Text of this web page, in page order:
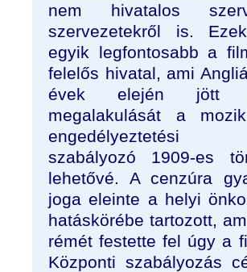
nem hivatalos
szervezetekről is.
egyik legfontosabb a
felelős hivatal, ami
évek elején jött
megalakulását a
engedélyeztetési
szabályozó 1909-es
lehetővé. A cenzúra
joga eleinte a helyi
hatáskörébe tartozott,
rémét festette fel úgy a
Központi szabályozás